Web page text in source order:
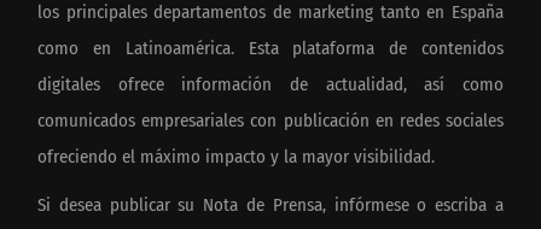
los principales departamentos de marketing tanto en España
como en Latinoamérica. Esta plataforma de contenidos
digitales ofrece información de actualidad, así como
comunicados empresariales con publicación en redes sociales
ofreciendo el máximo impacto y la mayor visibilidad.
Si desea publicar su Nota de Prensa, infórmese o escriba a